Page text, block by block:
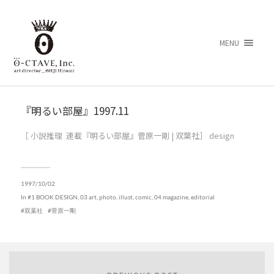
MENU
『明るい部屋』1997.11
［ 小説推理 連載『明るい部屋』菅原一剛 | 双葉社］ design
1997/10/02
In #1 BOOK DESIGN 03 art, photo, illust, comic 04 magazine, editorial
双葉社
菅原一剛